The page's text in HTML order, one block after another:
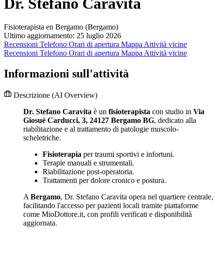
Fisioterapista en Bergamo (Bergamo)
Ultimo aggiornamento: 25 luglio 2026
Recensioni Telefono Orari di apertura Mappa Attività vicine
Recensioni Telefono Orari di apertura Mappa Attività vicine
Informazioni sull'attività
Descrizione (AI Overview)
Dr. Stefano Caravita è un fisioterapista con studio in Via
Giosuè Carducci, 3, 24127 Bergamo BG, dedicato alla
riabilitazione e al trattamento di patologie muscolo-
scheletriche.
Fisioterapia per traumi sportivi e infortuni.
Terapie manuali e strumentali.
Riabilitazione post-operatoria.
Trattamenti per dolore cronico e postura.
A Bergamo, Dr. Stefano Caravita opera nel quartiere centrale,
facilitando l'accesso per pazienti locali tramite piattaforme
come MioDottore.it, con profili verificati e disponibilità
aggiornata.